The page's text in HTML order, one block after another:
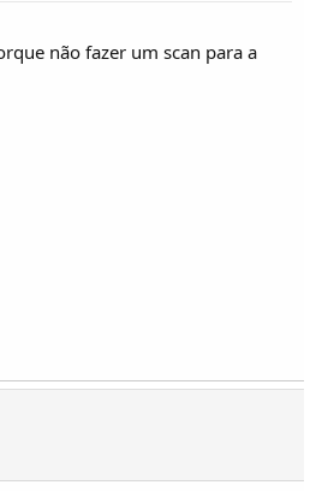
não fazer um scan para a